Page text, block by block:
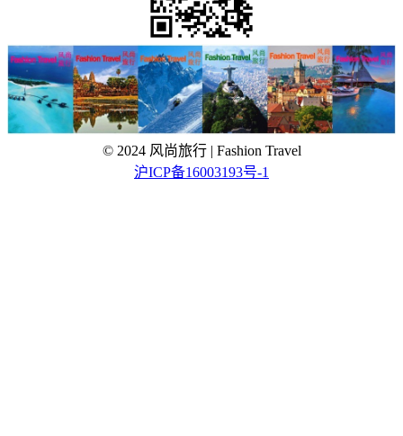
© 2024 风尚旅行 | Fashion Travel
沪ICP备16003193号-1